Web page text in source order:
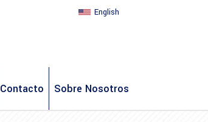
English
Contacto Sobre Nosotros